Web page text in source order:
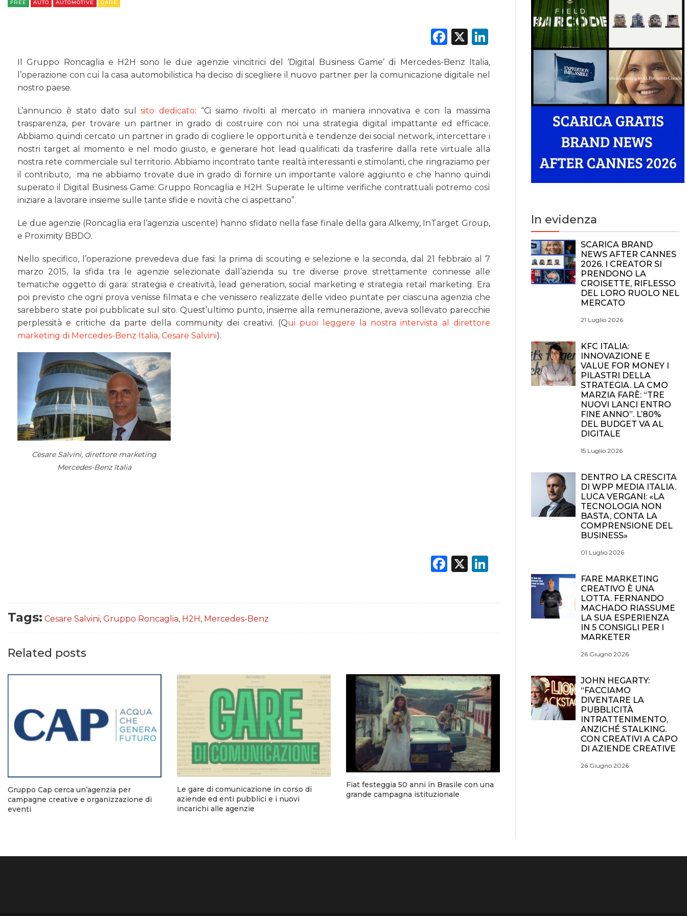
PREVISIONI/SCENARI
TREND
CASE HISTORY
OPINIONI
FREE AUTO AUTOMOTIVE GARE
Facebook
X LinkedIn
Il Gruppo Roncaglia e H2H sono le due agenzie vincitrici del ‘Digital Business Game’ di Mercedes-Benz Italia,
l’operazione con cui la casa automobilistica ha deciso di scegliere il nuovo partner per la comunicazione digitale nel
nostro paese.
L’annuncio è stato dato sulsito dedicato: “Ci siamo rivolti al mercato in maniera innovativa e con la massima
trasparenza, per trovare un partner in grado di costruire con noi una strategia digital impattante ed efficace.
Abbiamo quindi cercato un partner in grado di cogliere le opportunità e tendenze dei social network, intercettare i
nostri target al momento e nel modo giusto, e generare hot lead qualificati da trasferire dalla rete virtuale alla
nostra rete commerciale sul territorio. Abbiamo incontrato tante realtà interessanti e stimolanti, che ringraziamo per
il contributo, ma ne abbiamo trovate due in grado di fornire un importante valore aggiunto e che hanno quindi
superato il Digital Business Game: Gruppo Roncaglia e H2H. Superate le ultime verifiche contrattuali potremo così
iniziare a lavorare insieme sulle tante sfide e novità che ci aspettano”.
Le due agenzie (Roncaglia era l’agenzia uscente) hanno sfidato nella fase finale della gara Alkemy, InTarget Group,
e Proximity BBDO.
Nello specifico, l’operazione prevedeva due fasi: la prima di scouting e selezione e la seconda, dal 21 febbraio al 7
marzo 2015, la sfida tra le agenzie selezionate dall’azienda su tre diverse prove strettamente connesse alle
tematiche oggetto di gara: strategia e creatività, lead generation, social marketing e strategia retail marketing. Era
poi previsto che ogni prova venisse filmata e che venissero realizzate delle video puntate per ciascuna agenzia che
sarebbero state poi pubblicate sul sito. Quest’ultimo punto, insieme alla remunerazione, aveva sollevato parecchie
perplessità e critiche da parte della community dei creativi. (Qui puoi leggere la nostra intervista al direttore
marketing di Mercedes-Benz Italia, Cesare Salvini).
Cesare Salvini, direttore marketing
Mercedes-Benz Italia
Facebook
X LinkedIn
Tags: Cesare Salvini, Gruppo Roncaglia, H2H, Mercedes-Benz
Related posts
Gruppo Cap cerca un’agenzia per
campagne creative e organizzazione di
eventi
Le gare di comunicazione in corso di
aziende ed enti pubblici e i nuovi
incarichi alle agenzie
Fiat festeggia 50 anni in Brasile con una
grande campagna istituzionale
In evidenza
SCARICA BRAND
NEWS AFTER CANNES
2026. I CREATOR SI
PRENDONO LA
CROISETTE, RIFLESSO
DEL LORO RUOLO NEL
MERCATO
21 Luglio 2026
KFC ITALIA:
INNOVAZIONE E
VALUE FOR MONEY I
PILASTRI DELLA
STRATEGIA. LA CMO
MARZIA FARÈ: “TRE
NUOVI LANCI ENTRO
FINE ANNO”. L’80%
DEL BUDGET VA AL
DIGITALE
15 Luglio 2026
DENTRO LA CRESCITA
DI WPP MEDIA ITALIA.
LUCA VERGANI: «LA
TECNOLOGIA NON
BASTA, CONTA LA
COMPRENSIONE DEL
BUSINESS»
01 Luglio 2026
FARE MARKETING
CREATIVO È UNA
LOTTA. FERNANDO
MACHADO RIASSUME
LA SUA ESPERIENZA
IN 5 CONSIGLI PER I
MARKETER
26 Giugno 2026
JOHN HEGARTY:
“FACCIAMO
DIVENTARE LA
PUBBLICITÀ
INTRATTENIMENTO,
ANZICHÉ STALKING.
CON CREATIVI A CAPO
DI AZIENDE CREATIVE
26 Giugno 2026